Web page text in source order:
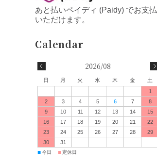
あと払いペイディ (Paidy) でお支払
いただけます。
2026/08
日 月 火 水 木 金
土
1
2
3 4 5 6 7
8
9
10 11 12 13 14
15
16
17 18 19 20 21
22
23
24 25 26 27 28
29
30
31
■今日 ■定休日